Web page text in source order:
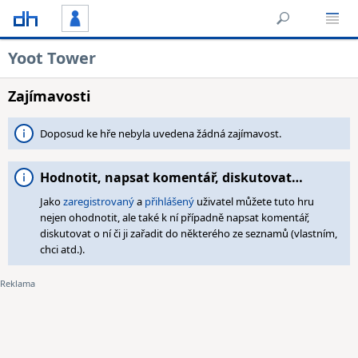
Yoot Tower
Zajímavosti
Doposud ke hře nebyla uvedena žádná zajímavost.
Hodnotit, napsat komentář, diskutovat…
Jakozaregistrovanýa přihlášený uživatel můžete tuto hru
nejen ohodnotit, ale také k ní případně napsat komentář,
diskutovat o ní či ji zařadit do některého ze seznamů (vlastním,
chci atd.).